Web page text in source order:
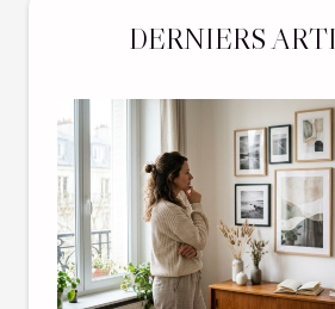
DERNIERS